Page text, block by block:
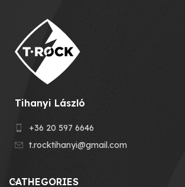
Tihanyi László
+36 20 597 6646
t.rocktihanyi@gmail.com
CATHEGORIES